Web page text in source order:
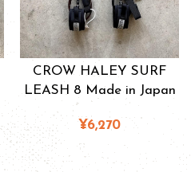
CROW HALEY SURF
LEASH 8 Made in Japan
¥6,270